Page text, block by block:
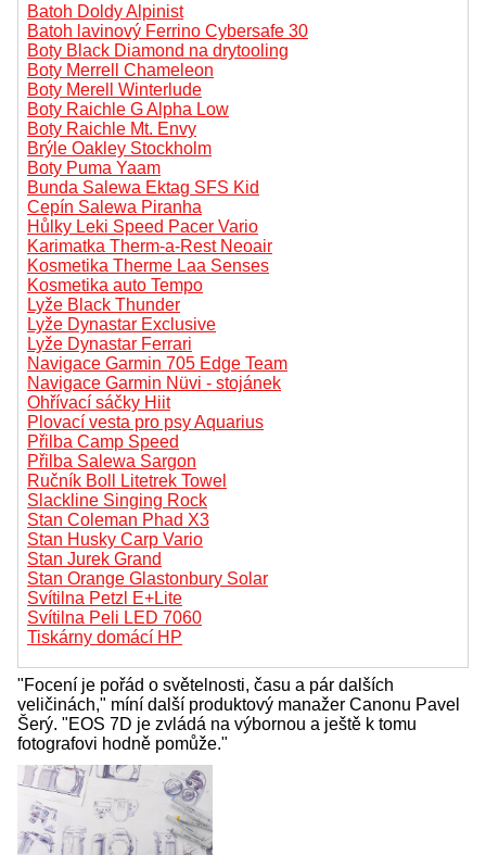
Batoh Doldy Alpinist
Batoh lavinový Ferrino Cybersafe 30
Boty Black Diamond na drytooling
Boty Merrell Chameleon
Boty Merell Winterlude
Boty Raichle G Alpha Low
Boty Raichle Mt. Envy
Brýle Oakley Stockholm
Boty Puma Yaam
Bunda Salewa Ektag SFS Kid
Cepín Salewa Piranha
Hůlky Leki Speed Pacer Vario
Karimatka Therm-a-Rest Neoair
Kosmetika Therme Laa Senses
Kosmetika auto Tempo
Lyže Black Thunder
Lyže Dynastar Exclusive
Lyže Dynastar Ferrari
Navigace Garmin 705 Edge Team
Navigace Garmin Nüvi - stojánek
Ohřívací sáčky Hiit
Plovací vesta pro psy Aquarius
Přilba Camp Speed
Přilba Salewa Sargon
Ručník Boll Litetrek Towel
Slackline Singing Rock
Stan Coleman Phad X3
Stan Husky Carp Vario
Stan Jurek Grand
Stan Orange Glastonbury Solar
Svítilna Petzl E+Lite
Svítilna Peli LED 7060
Tiskárny domácí HP
"Focení je pořád o světelnosti, času a pár dalších
veličinách," míní další produktový manažer Canonu Pavel
Šerý. "EOS 7D je zvládá na výbornou a ještě k tomu
fotografovi hodně pomůže."